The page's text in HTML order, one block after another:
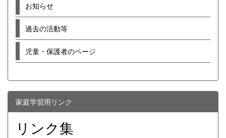
お知らせ
過去の活動等
児童・保護者のページ
家庭学習用リンク
リンク集